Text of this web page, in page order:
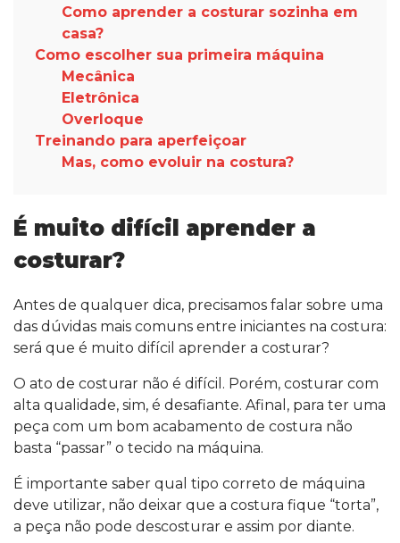
Como aprender a costurar sozinha em
casa?
Como escolher sua primeira máquina
Mecânica
Eletrônica
Overloque
Treinando para aperfeiçoar
Mas, como evoluir na costura?
É muito difícil aprender a
costurar?
Antes de qualquer dica, precisamos falar sobre uma
das dúvidas mais comuns entre iniciantes na costura:
será que é muito difícil aprender a costurar?
O ato de costurar não é difícil. Porém, costurar com
alta qualidade, sim, é desafiante. Afinal, para ter uma
peça com um bom acabamento de costura não
basta “passar” o tecido na máquina.
É importante saber qual tipo correto de máquina
deve utilizar, não deixar que a costura fique “torta”,
a peça não pode descosturar e assim por diante.